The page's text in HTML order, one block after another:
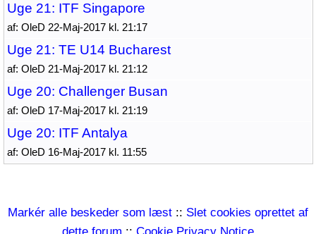
Uge 21: ITF Singapore
af: OleD 22-Maj-2017 kl. 21:17
Uge 21: TE U14 Bucharest
af: OleD 21-Maj-2017 kl. 21:12
Uge 20: Challenger Busan
af: OleD 17-Maj-2017 kl. 21:19
Uge 20: ITF Antalya
af: OleD 16-Maj-2017 kl. 11:55
Markér alle beskeder som læst :: Slet cookies oprettet af